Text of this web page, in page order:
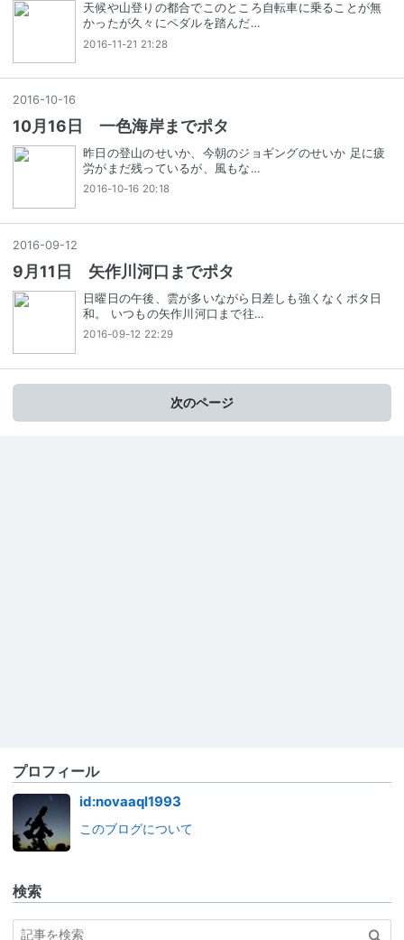
天候や山登りの都合でこのところ自転車に乗ることが無
かったが久々にペダルを踏んだ…
2016-11-21 21:28
2016-10-16
10月16日 一色海岸までポタ
昨日の登山のせいか、今朝のジョギングのせいか 足に疲
労がまだ残っているが、風もな…
2016-10-16 20:18
2016-09-12
9月11日 矢作川河口までポタ
日曜日の午後、雲が多いながら日差しも強くなくポタ日
和。 いつもの矢作川河口まで往…
2016-09-12 22:29
次のページ
プロフィール
id:novaaql1993
このブログについて
検索